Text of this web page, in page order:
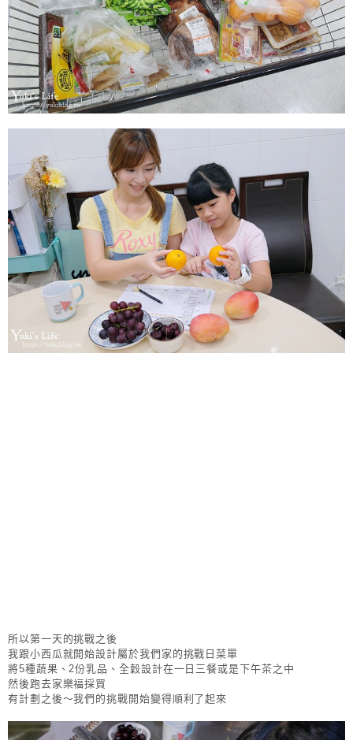
所以第一天的挑戰之後
我跟小西瓜就開始設計屬於我們家的挑戰日菜單
將5種蔬果、2份乳品、全穀設計在一日三餐或是下午茶之中
然後跑去家樂福採買
有計劃之後～我們的挑戰開始變得順利了起來